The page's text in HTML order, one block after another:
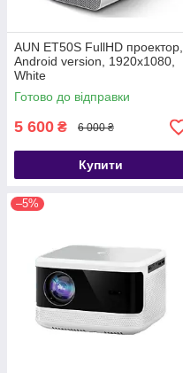
AUN ET50S FullHD проектор,
Android version, 1920х1080,
White
Готово до відправки
5 600 ₴ 6 000 ₴
Купити
–5%